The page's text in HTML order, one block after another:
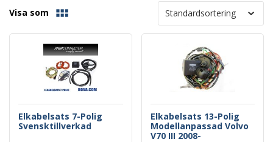
Visa som
Elkabelsats 7-Polig
Svensktillverkad
Elkabelsats 13-Polig
Modellanpassad Volvo
V70 III 2008-